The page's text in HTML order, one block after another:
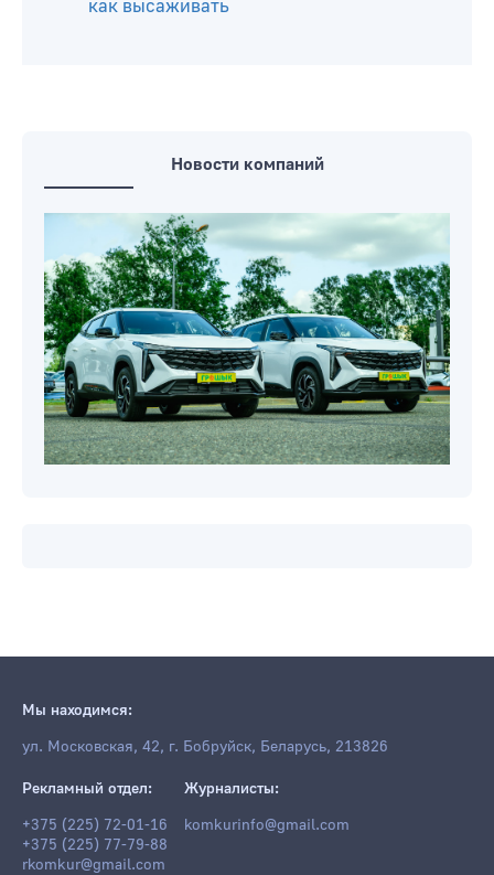
+375 (225) 72-01-16
+375 (225) 77-79-88